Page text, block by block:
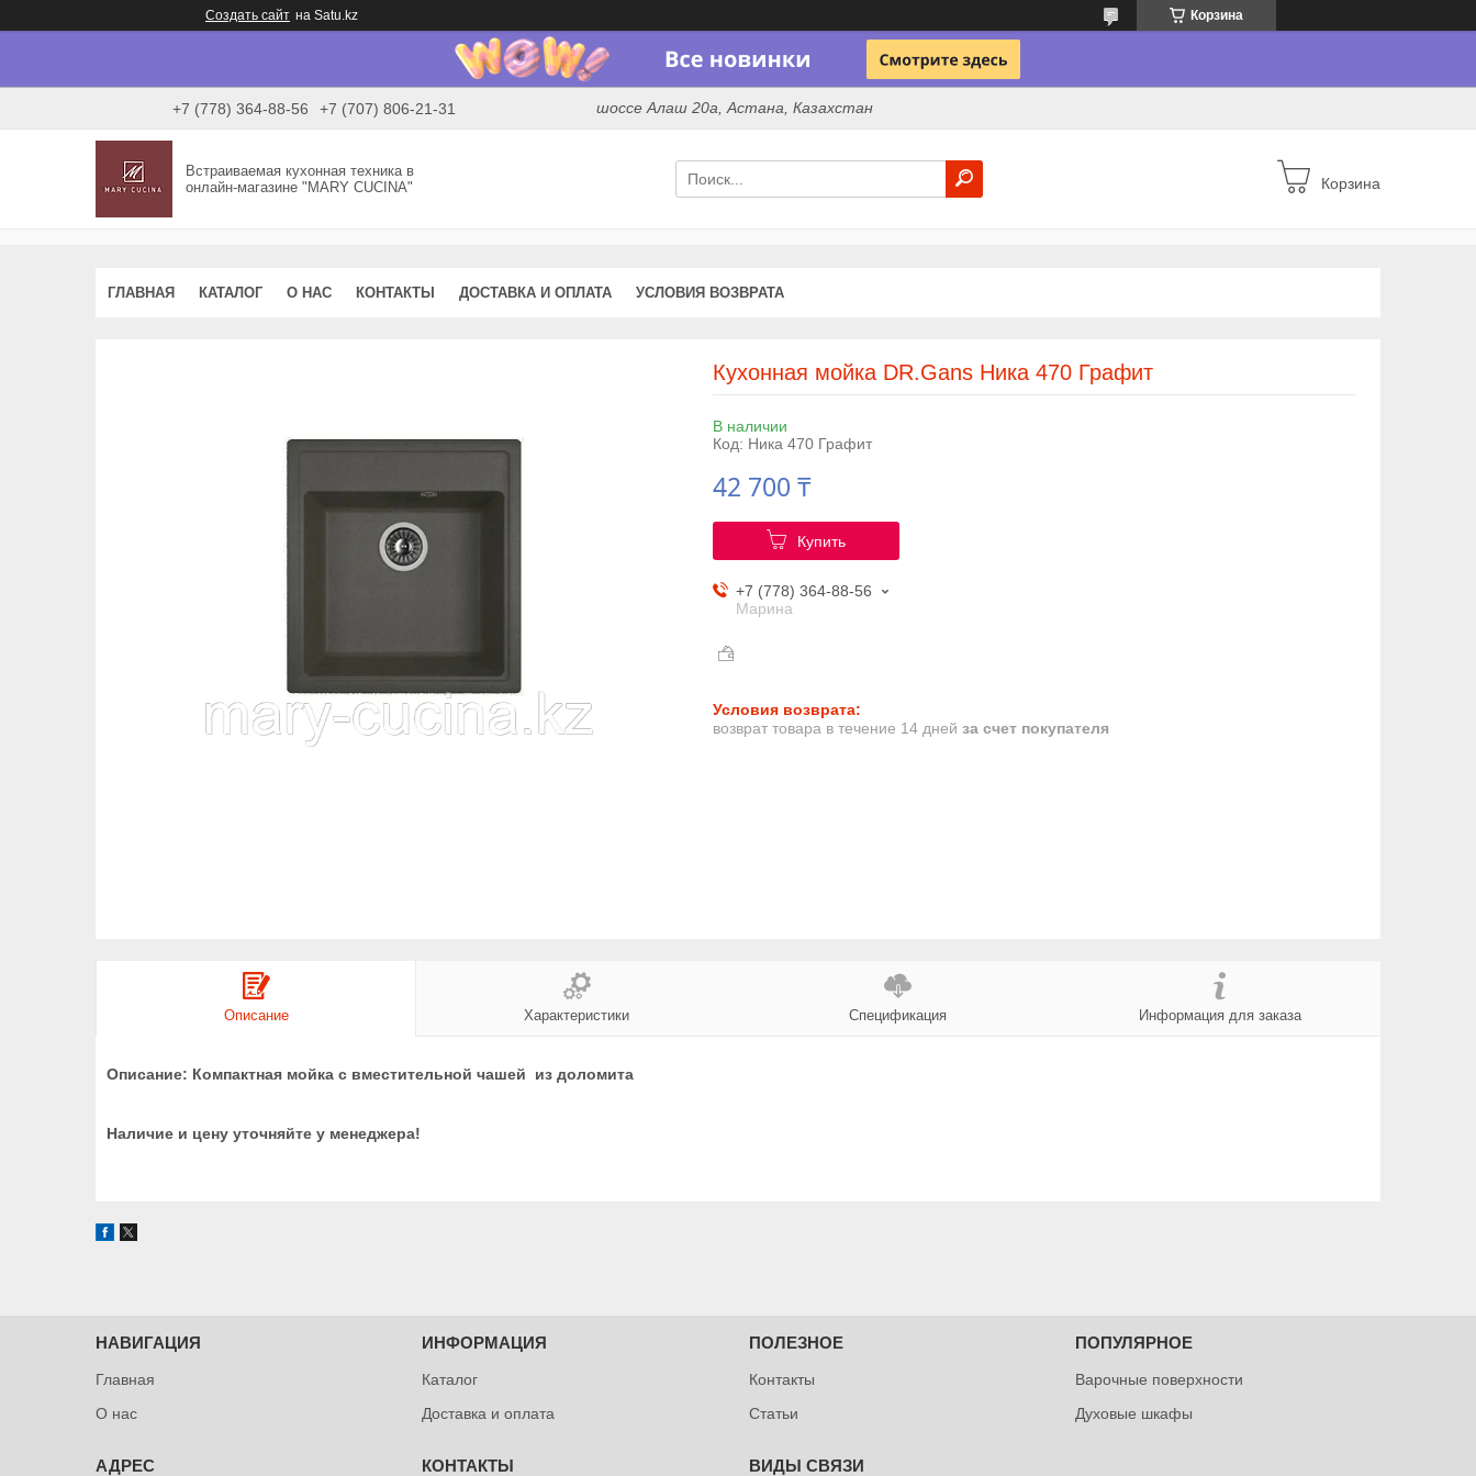
Создать сайт на Satu.kz Корзина
+7 (778) 364-88-56 +7 (707) 806-21-31 шоссе Алаш 20а, Астана, Казахстан
Встраиваемая кухонная техника в
онлайн-магазине "MARY CUCINA"
Корзина
ГЛАВНАЯ КАТАЛОГ О НАС КОНТАКТЫ ДОСТАВКА И ОПЛАТА УСЛОВИЯ ВОЗВРАТА
Кухонная мойка DR.Gans Ника 470 Графит
В наличии
Код: Ника 470 Графит
42 700 ₸
Купить
+7 (778) 364-88-56
Марина
возврат товара в течение 14 дней за счет покупателя
Описание Характеристики Спецификация Информация для заказа
Описание: Компактная мойка с вместительной чашей из доломита
Наличие и цену уточняйте у менеджера!
НАВИГАЦИЯ
Главная
О нас
ИНФОРМАЦИЯ
Каталог
Доставка и оплата
ПОЛЕЗНОЕ
Контакты
Статьи
ПОПУЛЯРНОЕ
Варочные поверхности
Духовые шкафы